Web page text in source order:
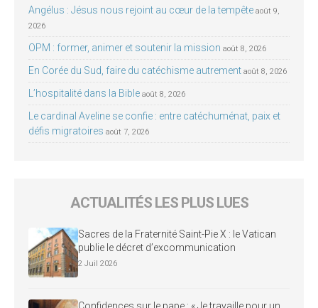
Angélus : Jésus nous rejoint au cœur de la tempête août 9,
2026
OPM : former, animer et soutenir la mission août 8, 2026
En Corée du Sud, faire du catéchisme autrement août 8, 2026
L’hospitalité dans la Bible août 8, 2026
Le cardinal Aveline se confie : entre catéchuménat, paix et
défis migratoires août 7, 2026
ACTUALITÉS LES PLUS LUES
Sacres de la Fraternité Saint-Pie X : le Vatican
publie le décret d’excommunication
2 Juil 2026